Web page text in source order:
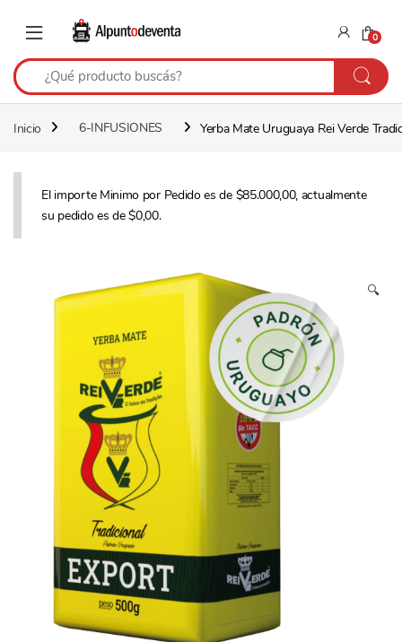
0
Inicio 6-INFUSIONES Yerba Mate Uruguaya Rei Verde
El importe Minimo por Pedido es de $85.000,00, actualmente
su pedido es de $0,00.
🔍